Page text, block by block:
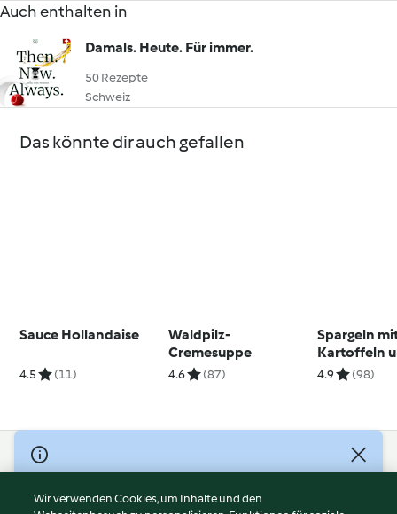
Auch enthalten in
Damals. Heute. Für immer.
50 Rezepte
Schweiz
Das könnte dir auch gefallen
Sauce Hollandaise
4.5 (11)
Waldpilz-
Cremesuppe
4.6 (87)
Spargeln
Kartoffeln
4.9 (98)
© Copyright 2026
Nutzungsbedingungen
Wir verwenden Cookies, um Inhalte und den